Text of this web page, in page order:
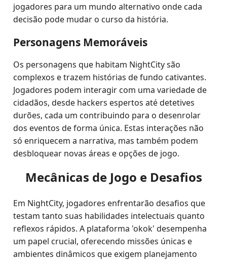
jogadores para um mundo alternativo onde cada
decisão pode mudar o curso da história.
Personagens Memoráveis
Os personagens que habitam NightCity são
complexos e trazem histórias de fundo cativantes.
Jogadores podem interagir com uma variedade de
cidadãos, desde hackers espertos até detetives
durões, cada um contribuindo para o desenrolar
dos eventos de forma única. Estas interações não
só enriquecem a narrativa, mas também podem
desbloquear novas áreas e opções de jogo.
Mecânicas de Jogo e Desafios
Em NightCity, jogadores enfrentarão desafios que
testam tanto suas habilidades intelectuais quanto
reflexos rápidos. A plataforma 'okok' desempenha
um papel crucial, oferecendo missões únicas e
ambientes dinâmicos que exigem planejamento